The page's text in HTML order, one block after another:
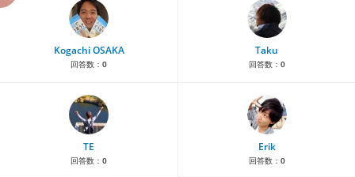
Kogachi OSAKA
回答数： 0
Taku
回答数： 0
TE
回答数： 0
Erik
回答数： 0